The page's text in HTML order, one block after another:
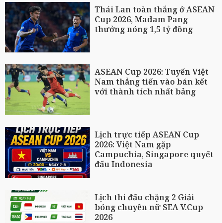
Thái Lan toàn thắng ở ASEAN
Cup 2026, Madam Pang
thưởng nóng 1,5 tỷ đồng
ASEAN Cup 2026: Tuyển Việt
Nam thẳng tiến vào bán kết
với thành tích nhất bảng
Lịch trực tiếp ASEAN Cup
2026: Việt Nam gặp
Campuchia, Singapore quyết
đấu Indonesia
Lịch thi đấu chặng 2 Giải
bóng chuyền nữ SEA V.Cup
2026